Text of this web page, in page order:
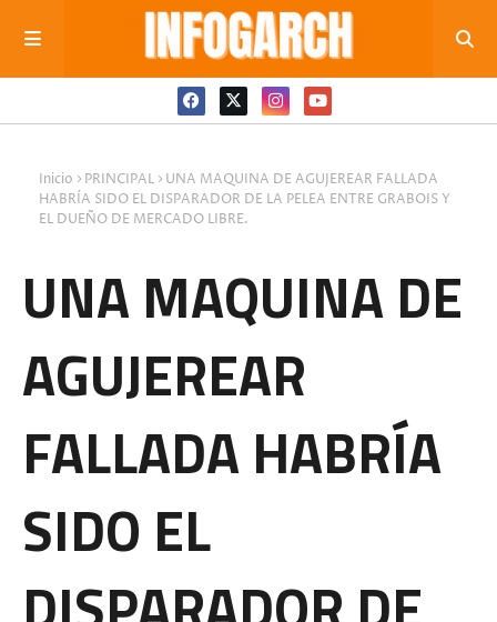
Inicio PRINCIPAL
UNA MAQUINA DE AGUJEREAR FALLADA
HABRÍA SIDO EL DISPARADOR DE LA PELEA ENTRE GRABOIS Y
EL DUEÑO DE MERCADO LIBRE.
UNA MAQUINA DE
AGUJEREAR
FALLADA HABRÍA
SIDO EL